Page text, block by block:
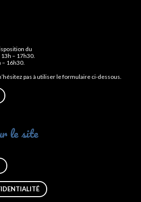
du
– 17h30.
– 16h30.
pas à utiliser le formulaire ci-dessous.
le site